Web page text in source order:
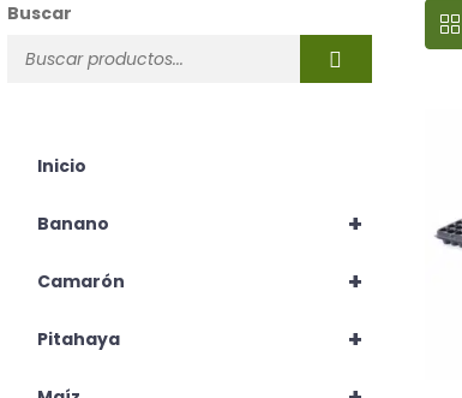
Buscar
Inicio
+
Banano
+
Camarón
+
Pitahaya